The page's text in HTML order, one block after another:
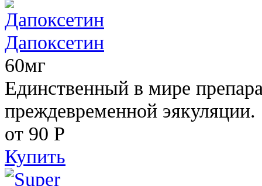
Дапоксетин
60мг
Единственный в мире
преждевременной эякуляции.
от 90 Р
Купить